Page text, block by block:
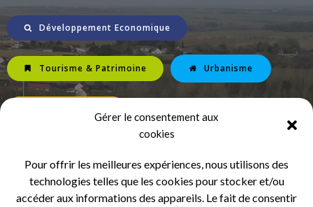
Gérer le consentement aux
cookies
Pour offrir les meilleures expériences, nous utilisons des
technologies telles que les cookies pour stocker et/ou
accéder aux informations des appareils. Le fait de consentir
Développement Economique
Tourisme & Patrimoine Urbanisme
Concertation Publique